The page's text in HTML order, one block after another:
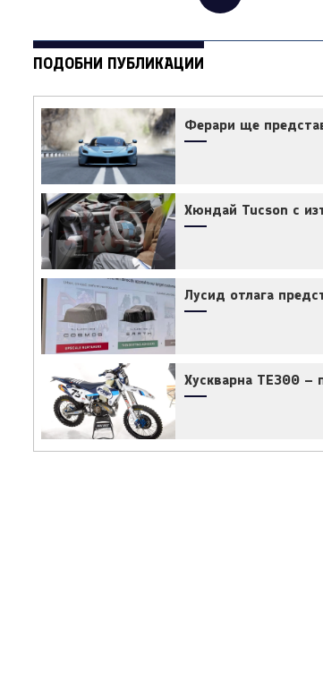
ПОДОБНИ ПУБЛИКАЦИИ
Ферари ще
Хюндай Tucson с
Лусид отлага
Хускварна TE300 –